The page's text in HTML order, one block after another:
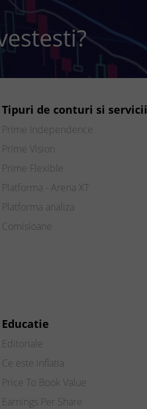
Tipuri de conturi si servicii
Prime Independence
Prime Vision
Prime Flexible
Platforma - Arena XT
Platforma analiza
Comisioane
Educatie
Editoriale
Ce este inflatia
Price To Book Value
Earnings Per Share